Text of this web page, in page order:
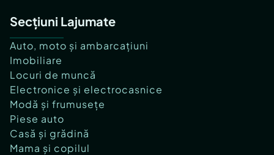
Secțiuni Lajumate
Auto, moto și ambarcațiuni
Imobiliare
Locuri de muncă
Electronice și electrocasnice
Modă și frumusețe
Piese auto
Casă și grădină
Mama și copilul